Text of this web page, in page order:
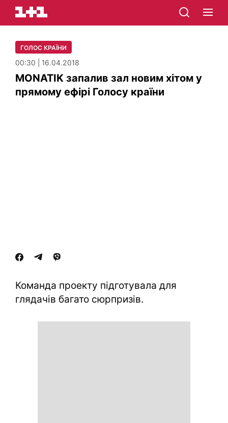
ГОЛОС КРАЇНИ
00:30 | 16.04.2018
MONATIK запалив зал новим хітом у
прямому ефірі Голосу країни
Команда проекту підготувала для
глядачів багато сюрпризів.